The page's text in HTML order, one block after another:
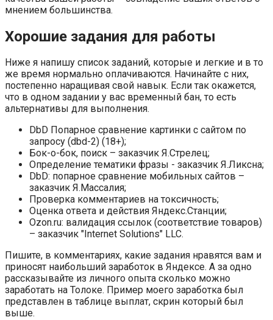
мнением большинства.
Хорошие задания для работы
Ниже я напишу список заданий, которые и легкие и в то
же время нормально оплачиваются. Начинайте с них,
постепенно наращивая свой навык. Если так окажется,
что в одном задании у вас временный бан, то есть
альтернативы для выполнения.
DbD Попарное сравнение картинки с сайтом по
запросу (dbd-2) (18+);
Бок-о-бок, поиск – заказчик Я.Стрелец;
Определение тематики фразы - заказчик Я.Ликсна;
DbD: попарное сравнение мобильных сайтов –
заказчик Я.Массалия;
Проверка комментариев на токсичность;
Оценка ответа и действия Яндекс.Станции;
Ozon.ru: валидация ссылок (соответствие товаров)
– заказчик "Internet Solutions" LLC.
Пишите, в комментариях, какие задания нравятся вам и
приносят наибольший заработок в Яндексе. А за одно
рассказывайте из личного опыта сколько можно
заработать на Толоке. Пример моего заработка был
представлен в таблице выплат, скрин который был
выше.